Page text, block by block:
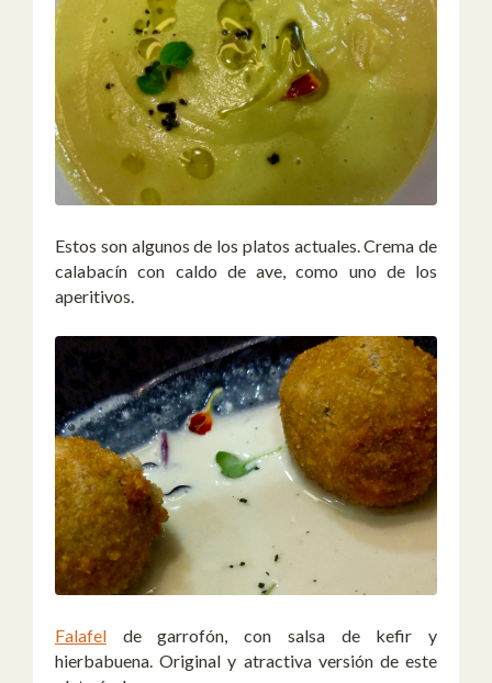
Estos son algunos de los platos actuales. Crema de
calabacín con caldo de ave, como uno de los
aperitivos.
Falafel de garrofón, con salsa de kefir y
hierbabuena. Original y atractiva versión de este